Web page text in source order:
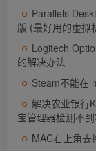
改生效的罕
解决了一个
Parallels
激活方法
直接安装
Parallels
版 (最好用的虚拟
Logitech
的解决办法
Steam不能在
解决农业银行
宝管理器检测不
MAC右上角去